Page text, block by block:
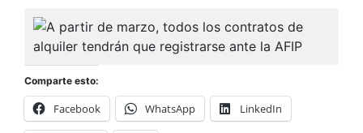
Comparte esto:
Facebook WhatsApp LinkedIn